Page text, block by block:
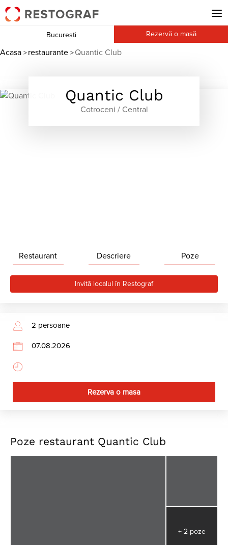
București Rezervă o masă
Acasa > restaurante > Quantic Club
Restaurant Descriere Poze
Quantic Club
Cotroceni / Central
Invită localul în Restograf
Rezerva o masa
Poze restaurant Quantic Club
+ 2 poze